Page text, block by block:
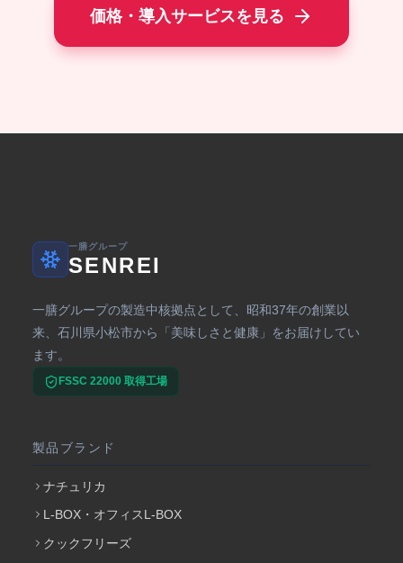
価格・導入サービスを見る
一膳グループ
SENREI
一膳グループの製造中核拠点として、昭和37年の創業以
来、石川県小松市から「美味しさと健康」をお届けしてい
ます。
FSSC 22000 取得工場
製品ブランド
ナチュリカ
L-BOX・オフィスL-BOX
クックフリーズ